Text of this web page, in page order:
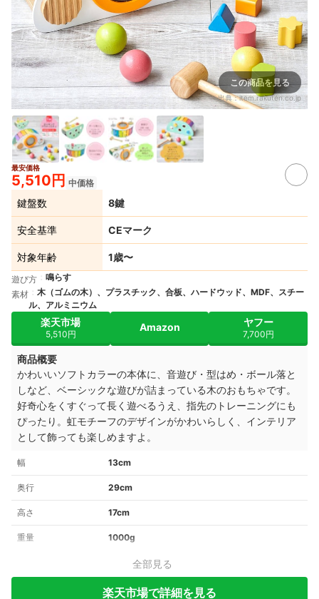
この商品を見る
出典：item.rakuten.co.jp
最安価格
5,510円 中価格
鍵盤数 8鍵
安全基準 CEマーク
対象年齢 1歳〜
遊び方
鳴らす
素材
木（ゴムの木）、プラスチック、合板、ハードウッド、MDF、スチー
ル、アルミニウム
楽天市場
5,510円
Amazon ヤフー
7,700円
商品概要
かわいいソフトカラーの本体に、音遊び・型はめ・ボール落と
しなど、ベーシックな遊びが詰まっている木のおもちゃです。
好奇心をくすぐって長く遊べるうえ、指先のトレーニングにも
ぴったり。虹モチーフのデザインがかわいらしく、インテリア
として飾っても楽しめますよ。
幅 13cm
奥行 29cm
高さ 17cm
重量 1000g
全部見る
楽天市場で詳細を見る